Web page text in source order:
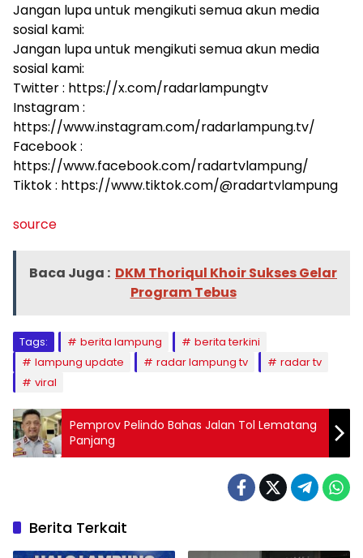
Jangan lupa untuk mengikuti semua akun media
sosial kami:
Jangan lupa untuk mengikuti semua akun media
sosial kami:
Twitter : https://x.com/radarlampungtv
Instagram :
https://www.instagram.com/radarlampung.tv/
Facebook :
https://www.facebook.com/radartvlampung/
Tiktok : https://www.tiktok.com/@radartvlampung
source
Baca Juga : DKM Thoriqul Khoir Sukses Gelar
Program Tebus
Tags: berita lampung
berita terkini
lampung update
radar lampung tv
radar tv
viral
Pemprov Pelindo Bahas Jalan Tol Lematang
Panjang
Berita Terkait